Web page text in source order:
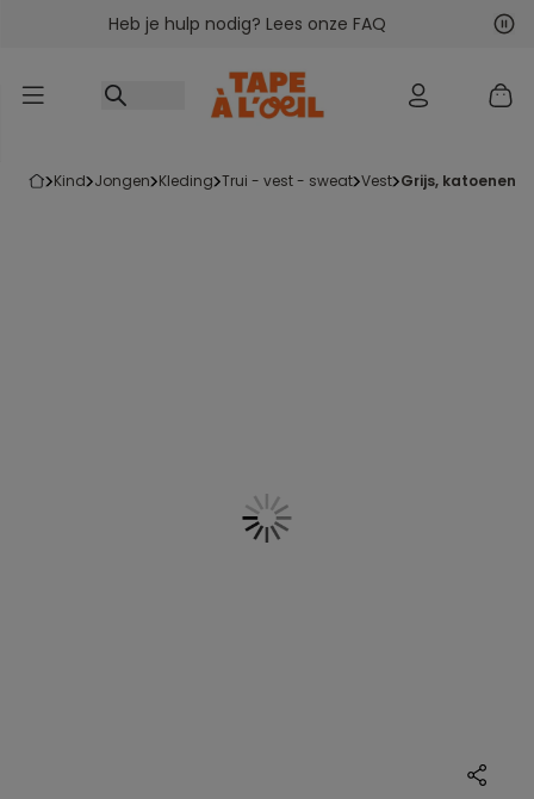
Ga naar inhoudHeb je hulp nodig? Lees onze FAQ
kind jongen kleding trui - vest - sweat vest grijs, katoenen